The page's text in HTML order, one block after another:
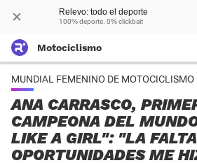
Relevo: todo el deporte
100% deporte. 0% clickbait
Motociclismo
MUNDIAL FEMENINO DE MOTOCICLISMO
ANA CARRASCO,
CAMPEONA DEL
LIKE A GIRL": "LA
OPORTUNIDADES ME